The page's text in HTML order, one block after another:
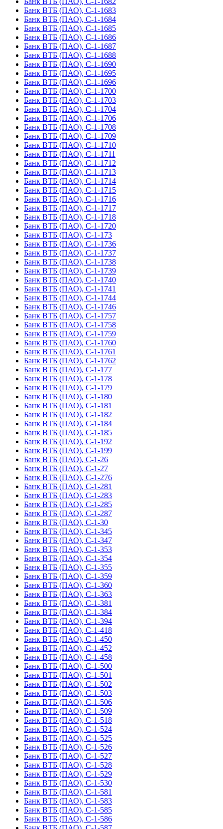
Банк ВТБ (ПАО), С-1-1683
Банк ВТБ (ПАО), С-1-1684
Банк ВТБ (ПАО), С-1-1685
Банк ВТБ (ПАО), С-1-1686
Банк ВТБ (ПАО), С-1-1687
Банк ВТБ (ПАО), С-1-1688
Банк ВТБ (ПАО), С-1-1690
Банк ВТБ (ПАО), С-1-1695
Банк ВТБ (ПАО), С-1-1696
Банк ВТБ (ПАО), С-1-1700
Банк ВТБ (ПАО), С-1-1703
Банк ВТБ (ПАО), С-1-1704
Банк ВТБ (ПАО), С-1-1706
Банк ВТБ (ПАО), С-1-1708
Банк ВТБ (ПАО), С-1-1709
Банк ВТБ (ПАО), С-1-1710
Банк ВТБ (ПАО), С-1-1711
Банк ВТБ (ПАО), С-1-1712
Банк ВТБ (ПАО), С-1-1713
Банк ВТБ (ПАО), С-1-1714
Банк ВТБ (ПАО), С-1-1715
Банк ВТБ (ПАО), С-1-1716
Банк ВТБ (ПАО), С-1-1717
Банк ВТБ (ПАО), С-1-1718
Банк ВТБ (ПАО), С-1-1720
Банк ВТБ (ПАО), С-1-173
Банк ВТБ (ПАО), С-1-1736
Банк ВТБ (ПАО), С-1-1737
Банк ВТБ (ПАО), С-1-1738
Банк ВТБ (ПАО), С-1-1739
Банк ВТБ (ПАО), С-1-1740
Банк ВТБ (ПАО), С-1-1741
Банк ВТБ (ПАО), С-1-1744
Банк ВТБ (ПАО), С-1-1746
Банк ВТБ (ПАО), С-1-1757
Банк ВТБ (ПАО), С-1-1758
Банк ВТБ (ПАО), С-1-1759
Банк ВТБ (ПАО), С-1-1760
Банк ВТБ (ПАО), С-1-1761
Банк ВТБ (ПАО), С-1-1762
Банк ВТБ (ПАО), С-1-177
Банк ВТБ (ПАО), С-1-178
Банк ВТБ (ПАО), С-1-179
Банк ВТБ (ПАО), С-1-180
Банк ВТБ (ПАО), С-1-181
Банк ВТБ (ПАО), С-1-182
Банк ВТБ (ПАО), С-1-184
Банк ВТБ (ПАО), С-1-185
Банк ВТБ (ПАО), С-1-192
Банк ВТБ (ПАО), С-1-199
Банк ВТБ (ПАО), С-1-26
Банк ВТБ (ПАО), С-1-27
Банк ВТБ (ПАО), С-1-276
Банк ВТБ (ПАО), С-1-281
Банк ВТБ (ПАО), С-1-283
Банк ВТБ (ПАО), С-1-285
Банк ВТБ (ПАО), С-1-287
Банк ВТБ (ПАО), С-1-30
Банк ВТБ (ПАО), С-1-345
Банк ВТБ (ПАО), С-1-347
Банк ВТБ (ПАО), С-1-353
Банк ВТБ (ПАО), С-1-354
Банк ВТБ (ПАО), С-1-355
Банк ВТБ (ПАО), С-1-359
Банк ВТБ (ПАО), С-1-360
Банк ВТБ (ПАО), С-1-363
Банк ВТБ (ПАО), С-1-381
Банк ВТБ (ПАО), С-1-384
Банк ВТБ (ПАО), С-1-394
Банк ВТБ (ПАО), С-1-418
Банк ВТБ (ПАО), С-1-450
Банк ВТБ (ПАО), С-1-452
Банк ВТБ (ПАО), С-1-458
Банк ВТБ (ПАО), С-1-500
Банк ВТБ (ПАО), С-1-501
Банк ВТБ (ПАО), С-1-502
Банк ВТБ (ПАО), С-1-503
Банк ВТБ (ПАО), С-1-506
Банк ВТБ (ПАО), С-1-509
Банк ВТБ (ПАО), С-1-518
Банк ВТБ (ПАО), С-1-524
Банк ВТБ (ПАО), С-1-525
Банк ВТБ (ПАО), С-1-526
Банк ВТБ (ПАО), С-1-527
Банк ВТБ (ПАО), С-1-528
Банк ВТБ (ПАО), С-1-529
Банк ВТБ (ПАО), С-1-530
Банк ВТБ (ПАО), С-1-581
Банк ВТБ (ПАО), С-1-583
Банк ВТБ (ПАО), С-1-585
Банк ВТБ (ПАО), С-1-586